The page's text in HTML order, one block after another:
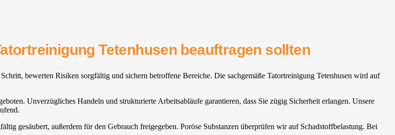
Tetenhusen beauftragen sollten
bewerten Risiken sorgfältig und sichern betroffene Bereiche. Die sachgemäße Tatortreinigung Tetenhusen wird auf
Unverzügliches Handeln und strukturierte Arbeitsabläufe garantieren, dass Sie zügig Sicherheit erlangen. Unsere
gesäubert, außerdem für den Gebrauch freigegeben. Poröse Substanzen überprüfen wir auf Schadstoffbelastung. Bei